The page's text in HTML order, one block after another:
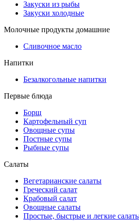
Закуски из рыбы
Закуски холодные
Молочные продукты домашние
Сливочное масло
Напитки
Безалкогольные напитки
Первые блюда
Борщ
Картофельный суп
Овощные супы
Постные супы
Рыбные супы
Салаты
Вегетарианские салаты
Греческий салат
Крабовый салат
Овощные салаты
Простые, быстрые и легкие